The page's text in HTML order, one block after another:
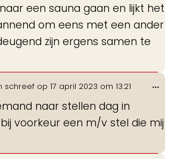
een sauna gaan en lijkt het
om eens met een ander
zijn ergens samen te
schreef op 17 april 2023 om 13:21
naar stellen dag in
bij voorkeur een m/v stel die mij
...